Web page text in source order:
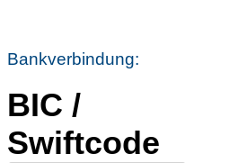
Bankverbindung:
BIC /
Swiftcode